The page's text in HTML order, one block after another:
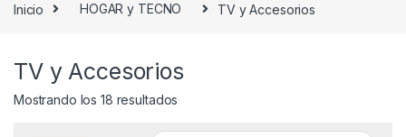
Inicio HOGAR y TECNO TV y Accesorios
TV y Accesorios
Mostrando los 18 resultados